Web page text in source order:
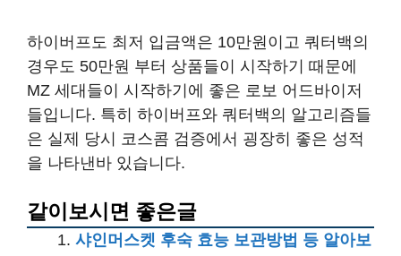
하이버프도 최저 입금액은 10만원이고 쿼터백의
경우도 50만원 부터 상품들이 시작하기 때문에
MZ 세대들이 시작하기에 좋은 로보 어드바이저
들입니다. 특히 하이버프와 쿼터백의 알고리즘들
은 실제 당시 코스콤 검증에서 굉장히 좋은 성적
을 나타낸바 있습니다.
같이보시면 좋은글
샤인머스켓 후숙 효능 보관방법 등 알아보